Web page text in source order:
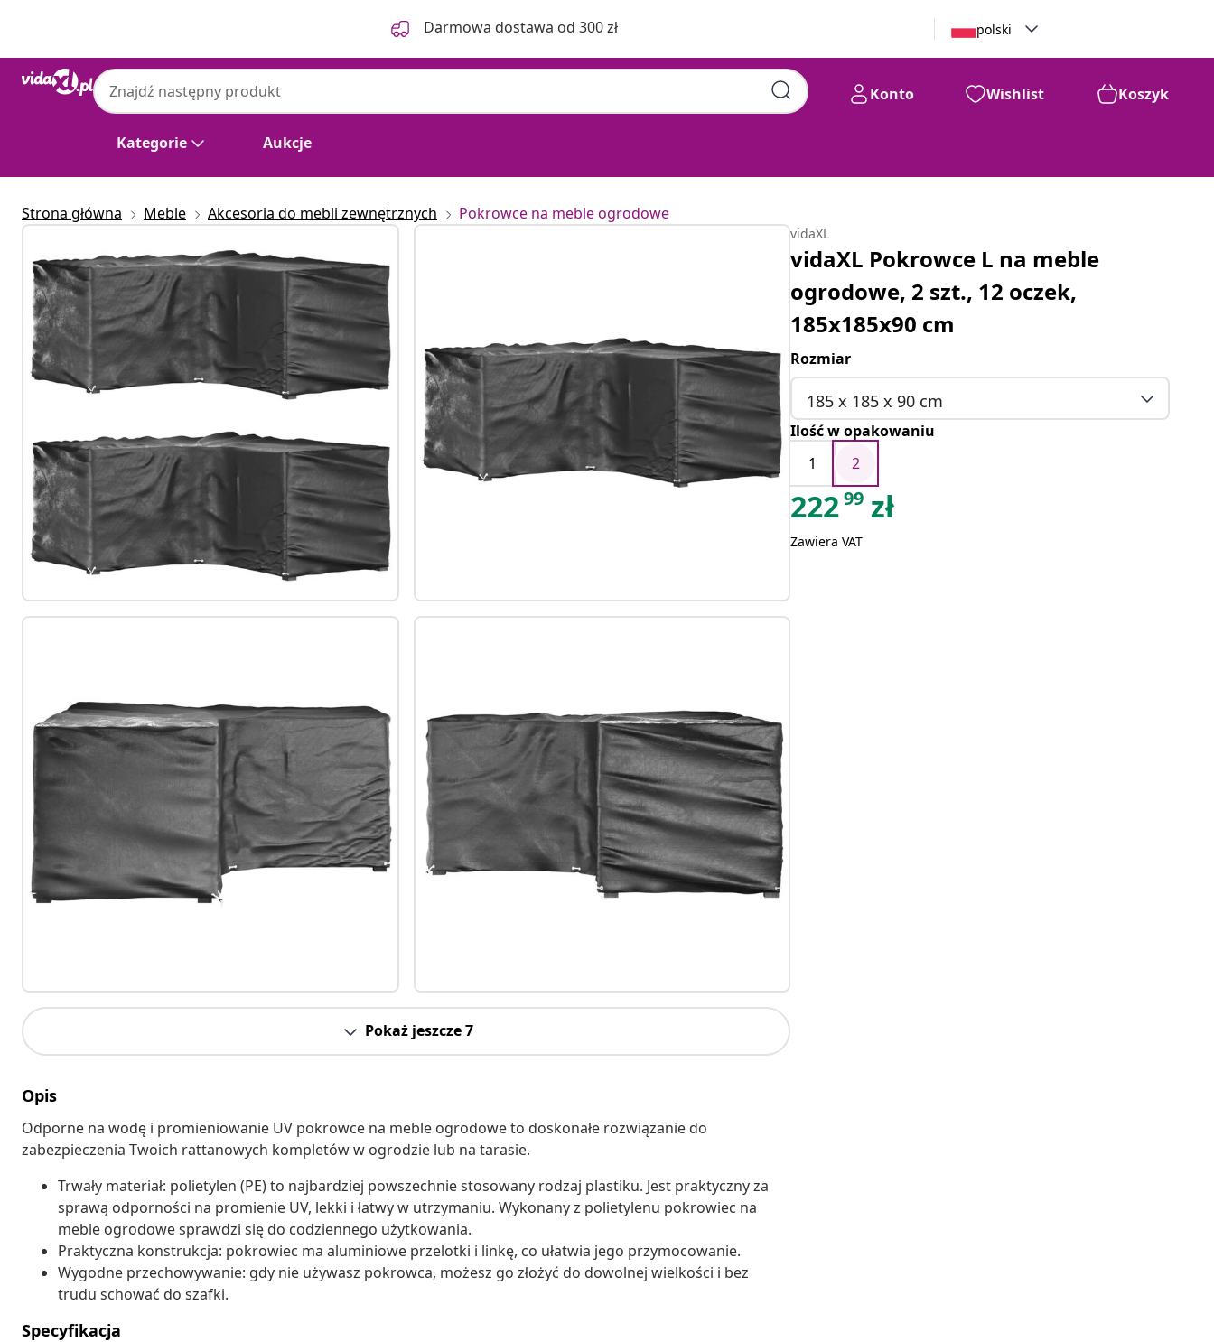
Darmowa dostawa od 300 zł polski
Kategorie Aukcje
Konto Wishlist Koszyk
Strona główna Meble Akcesoria do mebli zewnętrznych Pokrowce na meble ogrodowe
Pokaż jeszcze 7
Opis
Odporne na wodę i promieniowanie UV pokrowce na meble ogrodowe to doskonałe rozwiązanie do
zabezpieczenia Twoich rattanowych kompletów w ogrodzie lub na tarasie.
Trwały materiał: polietylen (PE) to najbardziej powszechnie stosowany rodzaj plastiku. Jest praktyczny za
sprawą odporności na promienie UV, lekki i łatwy w utrzymaniu. Wykonany z polietylenu pokrowiec na
meble ogrodowe sprawdzi się do codziennego użytkowania.
Praktyczna konstrukcja: pokrowiec ma aluminiowe przelotki i linkę, co ułatwia jego przymocowanie.
Wygodne przechowywanie: gdy nie używasz pokrowca, możesz go złożyć do dowolnej wielkości i bez
trudu schować do szafki.
Specyfikacja
vidaXL
vidaXL Pokrowce L na meble
ogrodowe, 2 szt., 12 oczek,
185x185x90 cm
Rozmiar
185 x 185 x 90 cm
Ilość w opakowaniu
1
2
22299 zł
Zawiera VAT